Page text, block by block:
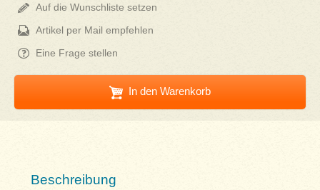
Auf die Wunschliste setzen
Artikel per Mail empfehlen
Eine Frage stellen
In den Warenkorb
Beschreibung